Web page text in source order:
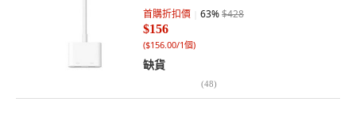
首購折扣價 63%$428
$156
($156.00/1個)
缺貨
(48)